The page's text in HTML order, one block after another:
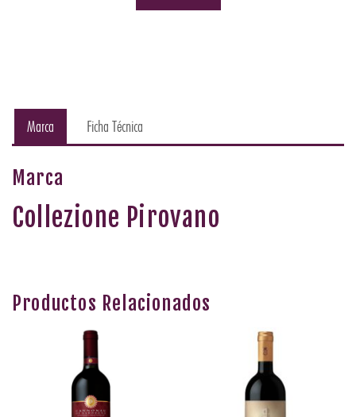
Marca Ficha Técnica
Marca
Collezione Pirovano
Productos Relacionados